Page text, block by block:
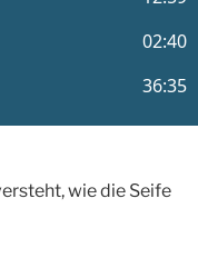
wie die Seife